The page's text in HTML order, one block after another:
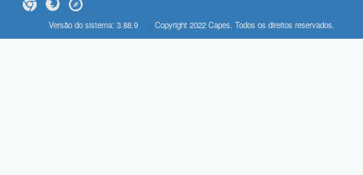
Versão do sistema: 3.88.9 Copyright 2022 Capes. Todos os direitos reservados.